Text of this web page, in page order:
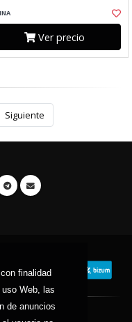
finalidad
Web, las
de anuncios
Ver precio
Siguiente